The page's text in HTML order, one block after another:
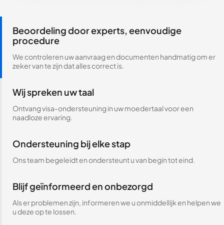
Beoordeling door experts, eenvoudige
procedure
We controleren uw aanvraag en documenten handmatig om er
zeker van te zijn dat alles correct is.
Wij spreken uw taal
Ontvang visa-ondersteuning in uw moedertaal voor een
naadloze ervaring.
Ondersteuning bij elke stap
Ons team begeleidt en ondersteunt u van begin tot eind.
Blijf geïnformeerd en onbezorgd
Als er problemen zijn, informeren we u onmiddellijk en helpen we
u deze op te lossen.